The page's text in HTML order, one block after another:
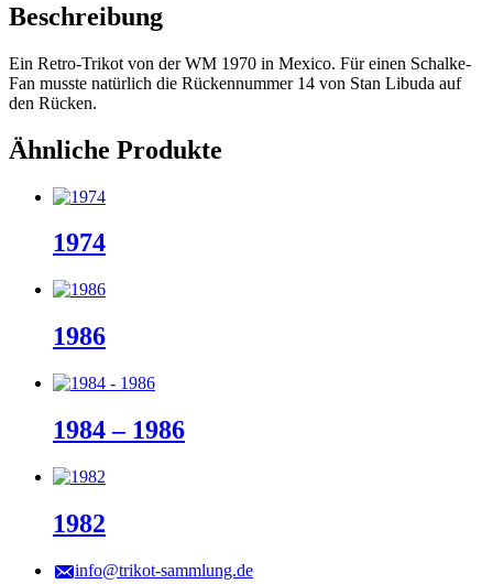
Beschreibung
Ein Retro-Trikot von der WM 1970 in Mexico. Für einen Schalke-
Fan musste natürlich die Rückennummer 14 von Stan Libuda auf
den Rücken.
Ähnliche Produkte
1974
1986
1984 – 1986
1982
info@trikot-sammlung.de